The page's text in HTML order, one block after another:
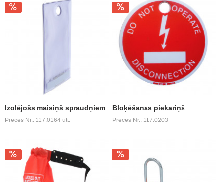
Izolējošs maisiņš spraudņiem
Preces Nr.: 117.0164 utt.
Bloķēšanas piekariņš
Preces Nr.: 117.0203